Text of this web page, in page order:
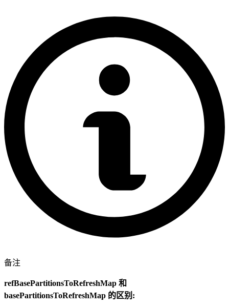
备注
refBasePartitionsToRefreshMap 和
basePartitionsToRefreshMap 的区别: